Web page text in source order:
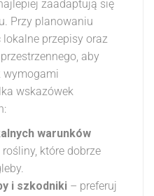
zaadaptują się
Przy planowaniu
przepisy oraz
aby
wymogami
wskazówek
warunków
które dobrze
i szkodniki – preferuj